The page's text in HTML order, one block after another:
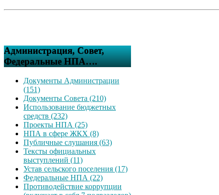
Администрация, Совет,
Федеральные НПА….
Документы Администрации
(151)
Документы Совета (210)
Использование бюджетных
средств (232)
Проекты НПА (25)
НПА в сфере ЖКХ (8)
Публичные слушания (63)
Тексты официальных
выступлений (11)
Устав сельского поселения (17)
Федеральные НПА (22)
Противодействие коррупции